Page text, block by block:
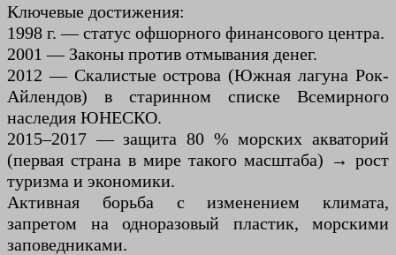
Ключевые достижения:
1998 г. — статус офшорного финансового центра.
2001 — Законы против отмывания денег.
2012 — Скалистые острова (Южная лагуна Рок-
Айлендов) в старинном списке Всемирного
наследия ЮНЕСКО.
2015–2017 — защита 80 % морских акваторий
(первая страна в мире такого масштаба) → рост
туризма и экономики.
Активная борьба с изменением климата,
запретом на одноразовый пластик, морскими
заповедниками.